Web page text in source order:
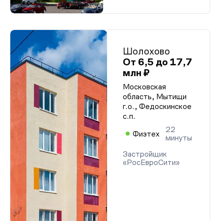
Шолохово
От 6,5 до 17,7
млн ₽
Московская
область, Мытищи
г.о., Федоскинское
с.п.
Физтех
22
минуты
Застройщик
«РосЕвроСити»